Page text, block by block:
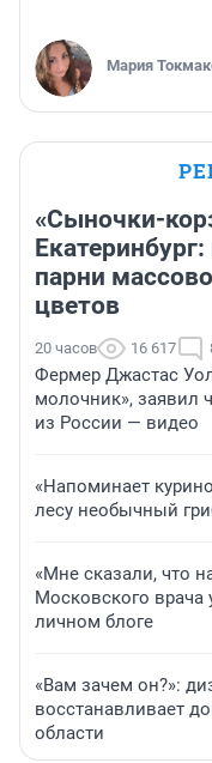
Мария
«Сыночки-
парни
цветов
20 часов 16 617
Фермер Джастас
молочник», заявил
из России — видео
«Напоминает
лесу необычный
«Мне сказали, что
Московского врача
личном блоге
«Вам зачем он?»:
восстанавливает
области